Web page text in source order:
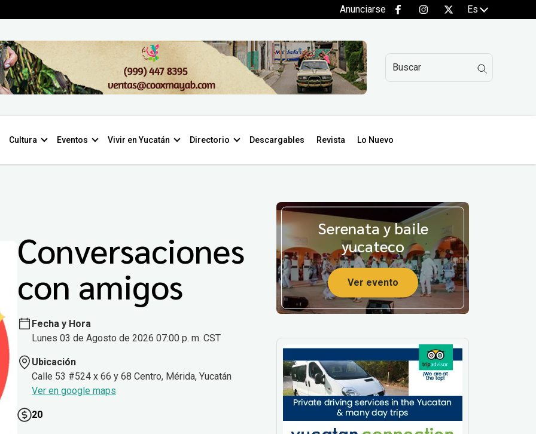
Anunciarse Es
Cultura Eventos Vivir en Yucatán Directorio Descargables Revista Lo Nuevo
Conversaciones
con amigos
Fecha y Hora
Lunes 03 de Agosto de 2026 07:00 p. m. CST
Ubicación
Calle 53 #524 x 66 y 68 Centro, Mérida, Yucatán
Ver en google maps
20
Serenata y baile
yucateco
Ver evento